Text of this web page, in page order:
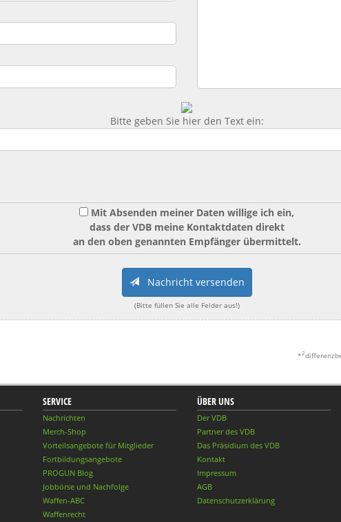
Bitte geben Sie hier den Text ein:
Mit Absenden meiner Daten willige ich ein,
dass der VDB meine Kontaktdaten direkt
an den oben genannten Empfänger übermittelt.
Nachricht versenden
(Bitte füllen Sie alle Felder aus!)
*2
SERVICE
Nachrichten
Merch-Shop
Vorteilsangebote für Mitglieder
Fortbildungsangebote
PROGUN Blog
Jobbörse und Nachfolge
Waffen-ABC
Waffenrecht
ÜBER UNS
Der VDB
Partner des VDB
Das Präsidium des VDB
Kontakt
Impressum
AGB
Datenschutzerklärung